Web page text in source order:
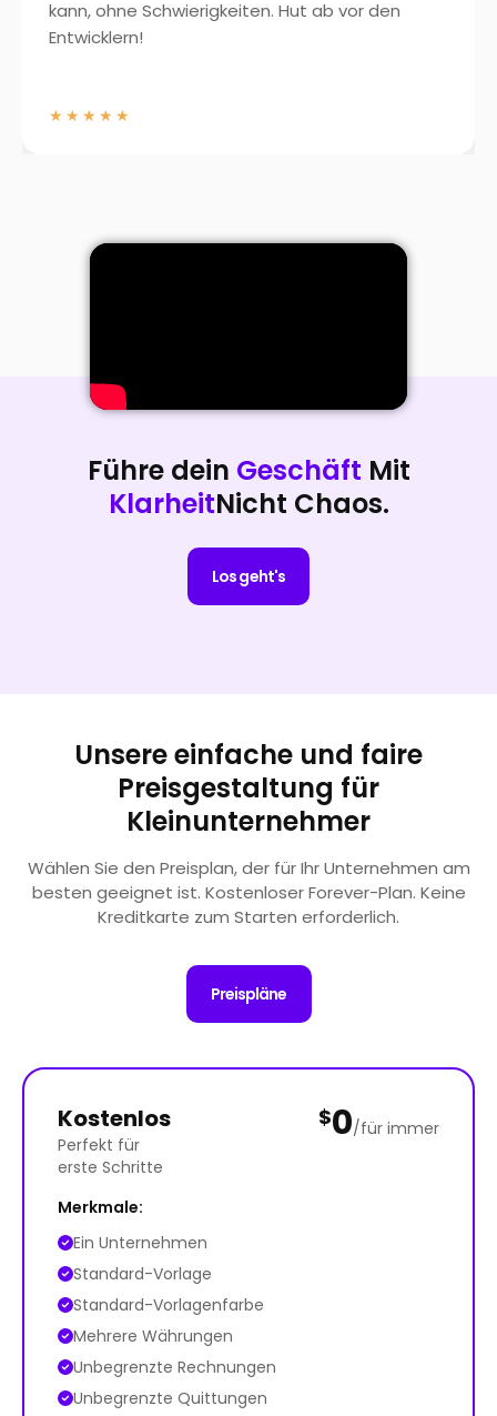
kann, ohne Schwierigkeiten. Hut ab vor den
Entwicklern!
★★★★★
Führe dein Geschäft Mit
KlarheitNicht Chaos.
Los geht's
Unsere einfache und faire
Preisgestaltung für
Kleinunternehmer
Wählen Sie den Preisplan, der für Ihr Unternehmen am
besten geeignet ist. Kostenloser Forever-Plan. Keine
Kreditkarte zum Starten erforderlich.
Preispläne
Kostenlos
Perfekt für
erste Schritte
$0/für immer
Merkmale:
Ein Unternehmen
Standard-Vorlage
Standard-Vorlagenfarbe
Mehrere Währungen
Unbegrenzte Rechnungen
Unbegrenzte Quittungen